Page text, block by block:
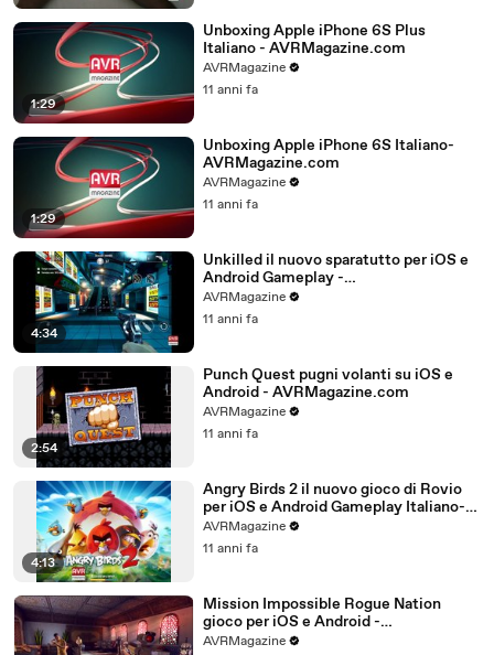
1:29
Unboxing Apple iPhone 6S Plus
Italiano - AVRMagazine.com
AVRMagazine
11 anni fa
1:29
Unboxing Apple iPhone 6S Italiano-
AVRMagazine.com
AVRMagazine
11 anni fa
4:34
Unkilled il nuovo sparatutto per iOS e
Android Gameplay -
AVRMagazine.com
AVRMagazine
11 anni fa
2:54
Punch Quest pugni volanti su iOS e
Android - AVRMagazine.com
AVRMagazine
11 anni fa
4:13
Angry Birds 2 il nuovo gioco di Rovio
per iOS e Android Gameplay Italiano-
AVRMagazine.com (720p)
AVRMagazine
11 anni fa
Mission Impossible Rogue Nation
gioco per iOS e Android -
AVRMagazine.com
AVRMagazine